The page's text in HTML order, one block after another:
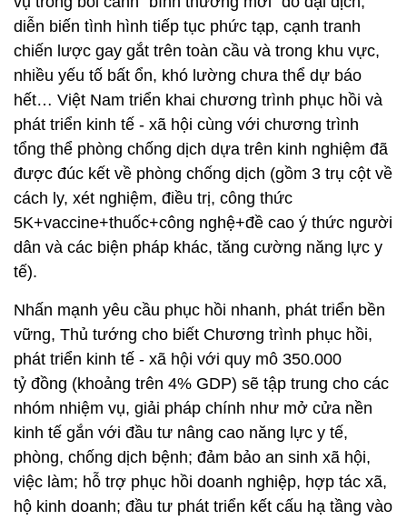
diễn biến tình hình tiếp tục phức tạp, cạnh tranh
chiến lược gay gắt trên toàn cầu và trong khu vực,
nhiều yếu tố bất ổn, khó lường chưa thể dự báo
hết… Việt Nam triển khai chương trình phục hồi và
phát triển kinh tế - xã hội cùng với chương trình
tổng thể phòng chống dịch dựa trên kinh nghiệm đã
được đúc kết về phòng chống dịch (gồm 3 trụ cột về
cách ly, xét nghiệm, điều trị, công thức
5K+vaccine+thuốc+công nghệ+đề cao ý thức người
dân và các biện pháp khác, tăng cường năng lực y
tế).
Nhấn mạnh yêu cầu phục hồi nhanh, phát triển bền
vững, Thủ tướng cho biết Chương trình phục hồi,
phát triển kinh tế - xã hội với quy mô 350.000
tỷ đồng (khoảng trên 4% GDP) sẽ tập trung cho các
nhóm nhiệm vụ, giải pháp chính như mở cửa nền
kinh tế gắn với đầu tư nâng cao năng lực y tế,
phòng, chống dịch bệnh; đảm bảo an sinh xã hội,
việc làm; hỗ trợ phục hồi doanh nghiệp, hợp tác xã,
hộ kinh doanh; đầu tư phát triển kết cấu hạ tầng vào